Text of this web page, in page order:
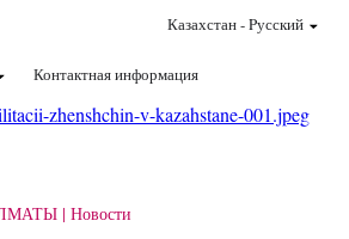
Контактная информация
Казахстан-Pусский
zhenshchin-v-kazahstane-001.jpeg
Новости